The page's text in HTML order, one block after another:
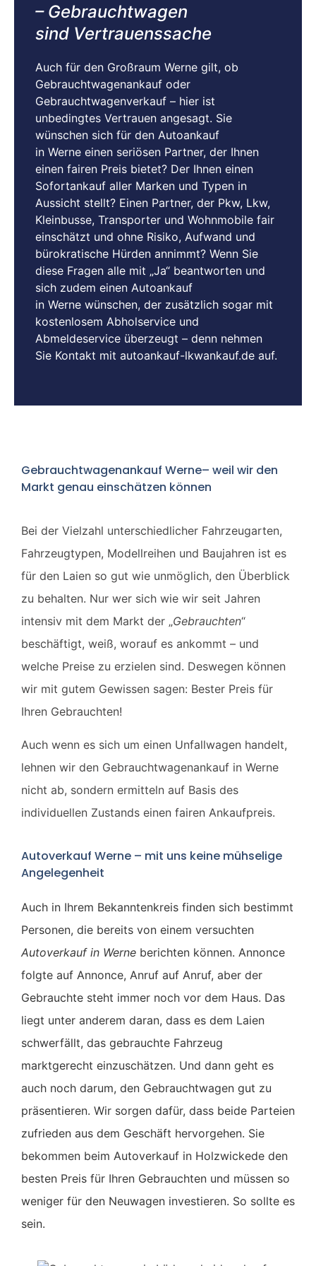
– Gebrauchtwagen
sind Vertrauenssache
Auch für den Großraum Werne gilt, ob
Gebrauchtwagenankauf oder
Gebrauchtwagenverkauf – hier ist
unbedingtes Vertrauen angesagt. Sie
wünschen sich für den Autoankauf
in Werne einen seriösen Partner, der Ihnen
einen fairen Preis bietet? Der Ihnen einen
Sofortankauf aller Marken und Typen in
Aussicht stellt? Einen Partner, der Pkw, Lkw,
Kleinbusse, Transporter und Wohnmobile fair
einschätzt und ohne Risiko, Aufwand und
bürokratische Hürden annimmt? Wenn Sie
diese Fragen alle mit „Ja“ beantworten und
sich zudem einen Autoankauf
in Werne wünschen, der zusätzlich sogar mit
kostenlosem Abholservice und
Abmeldeservice überzeugt – denn nehmen
Sie Kontakt mit autoankauf-lkwankauf.de auf.
Gebrauchtwagenankauf Werne– weil wir den
Markt genau einschätzen können
Bei der Vielzahl unterschiedlicher Fahrzeugarten,
Fahrzeugtypen, Modellreihen und Baujahren ist es
für den Laien so gut wie unmöglich, den Überblick
zu behalten. Nur wer sich wie wir seit Jahren
intensiv mit dem Markt der „Gebrauchten“
beschäftigt, weiß, worauf es ankommt – und
welche Preise zu erzielen sind. Deswegen können
wir mit gutem Gewissen sagen: Bester Preis für
Ihren Gebrauchten!
Auch wenn es sich um einen Unfallwagen handelt,
lehnen wir den Gebrauchtwagenankauf in Werne
nicht ab, sondern ermitteln auf Basis des
individuellen Zustands einen fairen Ankaufpreis.
Autoverkauf Werne – mit uns keine mühselige
Angelegenheit
Auch in Ihrem Bekanntenkreis finden sich bestimmt
Personen, die bereits von einem versuchten
Autoverkauf in Werne berichten können. Annonce
folgte auf Annonce, Anruf auf Anruf, aber der
Gebrauchte steht immer noch vor dem Haus. Das
liegt unter anderem daran, dass es dem Laien
schwerfällt, das gebrauchte Fahrzeug
marktgerecht einzuschätzen. Und dann geht es
auch noch darum, den Gebrauchtwagen gut zu
präsentieren. Wir sorgen dafür, dass beide Parteien
zufrieden aus dem Geschäft hervorgehen. Sie
bekommen beim Autoverkauf in Holzwickede den
besten Preis für Ihren Gebrauchten und müssen so
weniger für den Neuwagen investieren. So sollte es
sein.